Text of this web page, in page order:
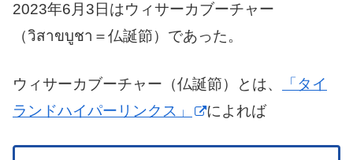
2023年6月3日はウィサーカブーチャー
（วิสาขบูชา＝仏誕節）であった。
ウィサーカブーチャー（仏誕節）とは、
「タイ
ランドハイパーリンクス」
によれば